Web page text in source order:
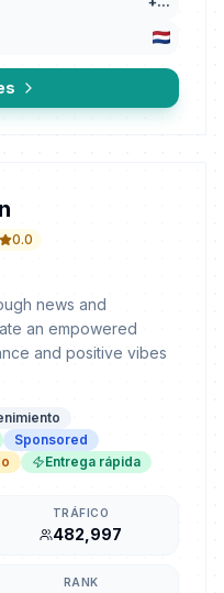
0.0
news and
an empowered
and positive vibes
Sponsored
Entrega rápida
TRÁFICO
482,997
RANK